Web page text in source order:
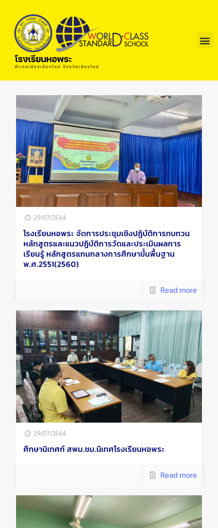
29/07/2564
โรงเรียนหอพระ จัดการประชุมเชิงปฏิบัติการทบทวน
หลักสูตรและแนวปฏิบัติการวัดและประเมินผลการ
เรียนรู้ หลักสูตรแกนกลางการศึกษาขั้นพื้นฐาน
พ.ศ.2551(2560)
Read more
29/07/2564
ศึกษานิเทศก์ สพม.ชม.นิเทศโรงเรียนหอพระ
Read more